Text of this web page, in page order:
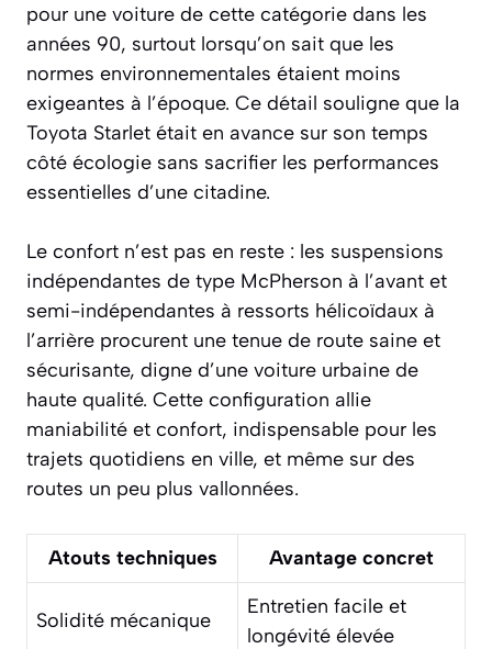
pour une voiture de cette catégorie dans les
années 90, surtout lorsqu’on sait que les
normes environnementales étaient moins
exigeantes à l’époque. Ce détail souligne que la
Toyota Starlet était en avance sur son temps
côté écologie sans sacrifier les performances
essentielles d’une citadine.
Le confort n’est pas en reste : les suspensions
indépendantes de type McPherson à l’avant et
semi-indépendantes à ressorts hélicoïdaux à
l’arrière procurent une tenue de route saine et
sécurisante, digne d’une voiture urbaine de
haute qualité. Cette configuration allie
maniabilité et confort, indispensable pour les
trajets quotidiens en ville, et même sur des
routes un peu plus vallonnées.
Atouts techniques Avantage concret
Solidité mécanique
Entretien facile et
longévité élevée